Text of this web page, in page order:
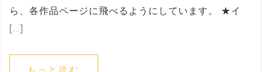
ら、各作品ページに飛べるようにしています。 ★イ
[…]
もっと読む